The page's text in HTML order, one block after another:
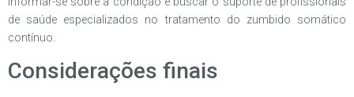
de saúde especializados no tratamento do zumbido somático
contínuo.
Considerações finais